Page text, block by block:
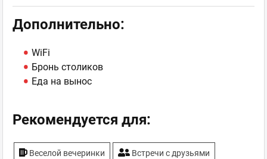
Дополнительно:
WiFi
Бронь столиков
Еда на вынос
Рекомендуется для:
Веселой вечеринки Встречи с друзьями